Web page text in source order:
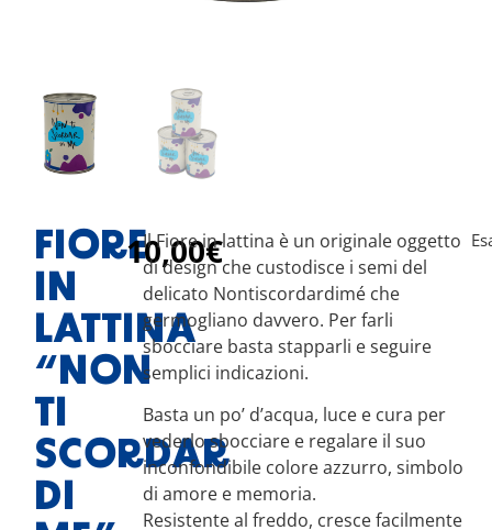
FIORE
IN
LATTINA
“NON
TI
SCORDAR
DI
10,00€
Il Fiore in lattina è un originale oggetto
di design che custodisce i semi del
delicato Nontiscordardimé che
germogliano davvero. Per farli
sbocciare basta stapparli e seguire
semplici indicazioni.
Basta un po’ d’acqua, luce e cura per
vederlo sbocciare e regalare il suo
inconfondibile colore azzurro, simbolo
di amore e memoria.
Resistente al freddo, cresce facilmente